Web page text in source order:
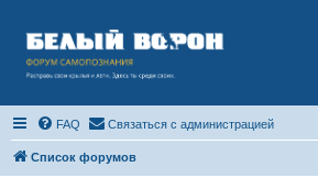
FAQ Связаться с администрацией
Список форумов